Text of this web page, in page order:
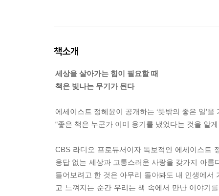
책소개
세상을 살아가는 힘이 필요할 때
책은 빛나는 무기가 된다
에세이스트 정혜윤이 공개하는 ‘뜻밖의 좋은 일’을
“좋은 책은 누군가 이미 용기를 냈었다는 것을 알게
CBS 라디오 프로듀서이자 독보적인 에세이스트
응답 없는 세상과 고통스러운 사랑을 갖가지 아
들어보려고 한 것은 아무리 돌아봐도 내 인생에서
고 느껴지는 순간 우리는 책 속에서 만난 이야기